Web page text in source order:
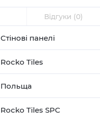
Відгуки (0)
Стінові панелі
Rocko Tiles
Польща
Rocko Tiles SPC